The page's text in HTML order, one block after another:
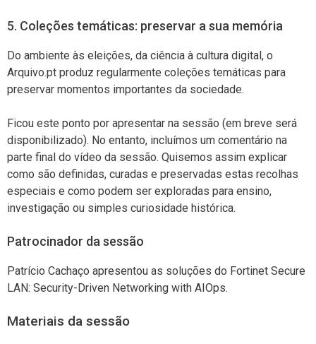
5. Coleções temáticas: preservar a sua memória
Do ambiente às eleições, da ciência à cultura digital, o
Arquivo.pt produz regularmente coleções temáticas para
preservar momentos importantes da sociedade.
Ficou este ponto por apresentar na sessão (em breve será
disponibilizado). No entanto, incluímos um comentário na
parte final do vídeo da sessão. Quisemos assim explicar
como são definidas, curadas e preservadas estas recolhas
especiais e como podem ser exploradas para ensino,
investigação ou simples curiosidade histórica.
Patrocinador da sessão
Patrício Cachaço apresentou as soluções do Fortinet Secure
LAN: Security-Driven Networking with AIOps.
Materiais da sessão